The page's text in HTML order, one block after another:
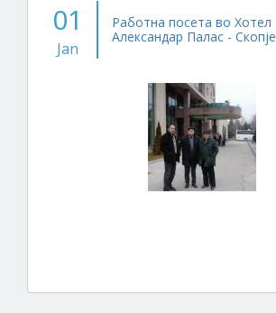
01
Jan
Работна посета во Хотел
Александар Палас - Скопје